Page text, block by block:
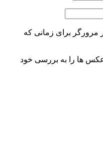
مرورگر برای زمانی که
عکس ها را به بررسی خود